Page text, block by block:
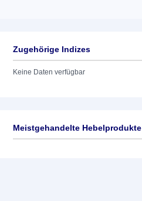
Zugehörige Indizes
Keine Daten verfügbar
Meistgehandelte Hebelprodukte